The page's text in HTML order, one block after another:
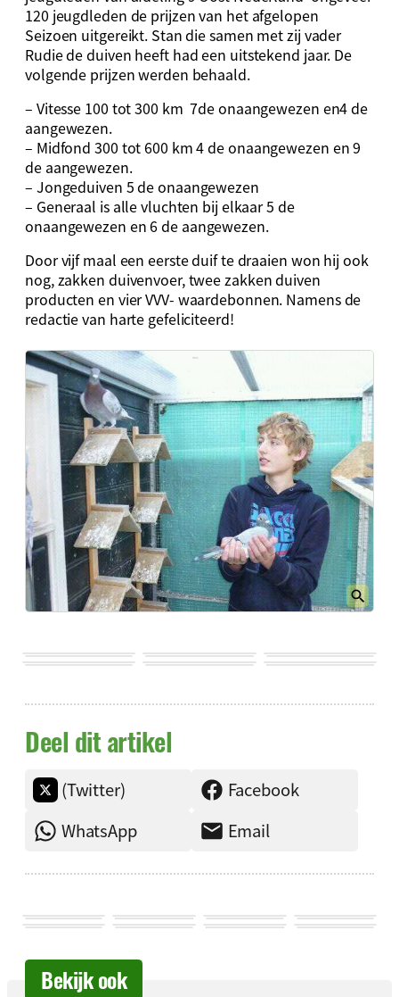
120 jeugdleden de prijzen van het afgelopen
Seizoen uitgereikt. Stan die samen met zij vader
Rudie de duiven heeft had een uitstekend jaar. De
volgende prijzen werden behaald.
– Vitesse 100 tot 300 km 7de onaangewezen en4 de
aangewezen.
– Midfond 300 tot 600 km 4 de onaangewezen en 9
de aangewezen.
– Jongeduiven 5 de onaangewezen
– Generaal is alle vluchten bij elkaar 5 de
onaangewezen en 6 de aangewezen.
Door vijf maal een eerste duif te draaien won hij ook
nog, zakken duivenvoer, twee zakken duiven
producten en vier VVV- waardebonnen. Namens de
redactie van harte gefeliciteerd!
Deel dit artikel
(Twitter)
Facebook
WhatsApp
Email
Bekijk ook